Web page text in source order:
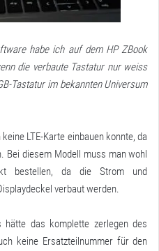
habe ich auf dem HP ZBook
die verbaute Tastatur nur weiss
Tastatur im bekannten Universum
LTE-Karte einbauen konnte, da
Bei diesem Modell muss man wohl
bestellen, da die Strom und
verbaut werden.
hätte das komplette zerlegen des
keine Ersatzteilnummer für den